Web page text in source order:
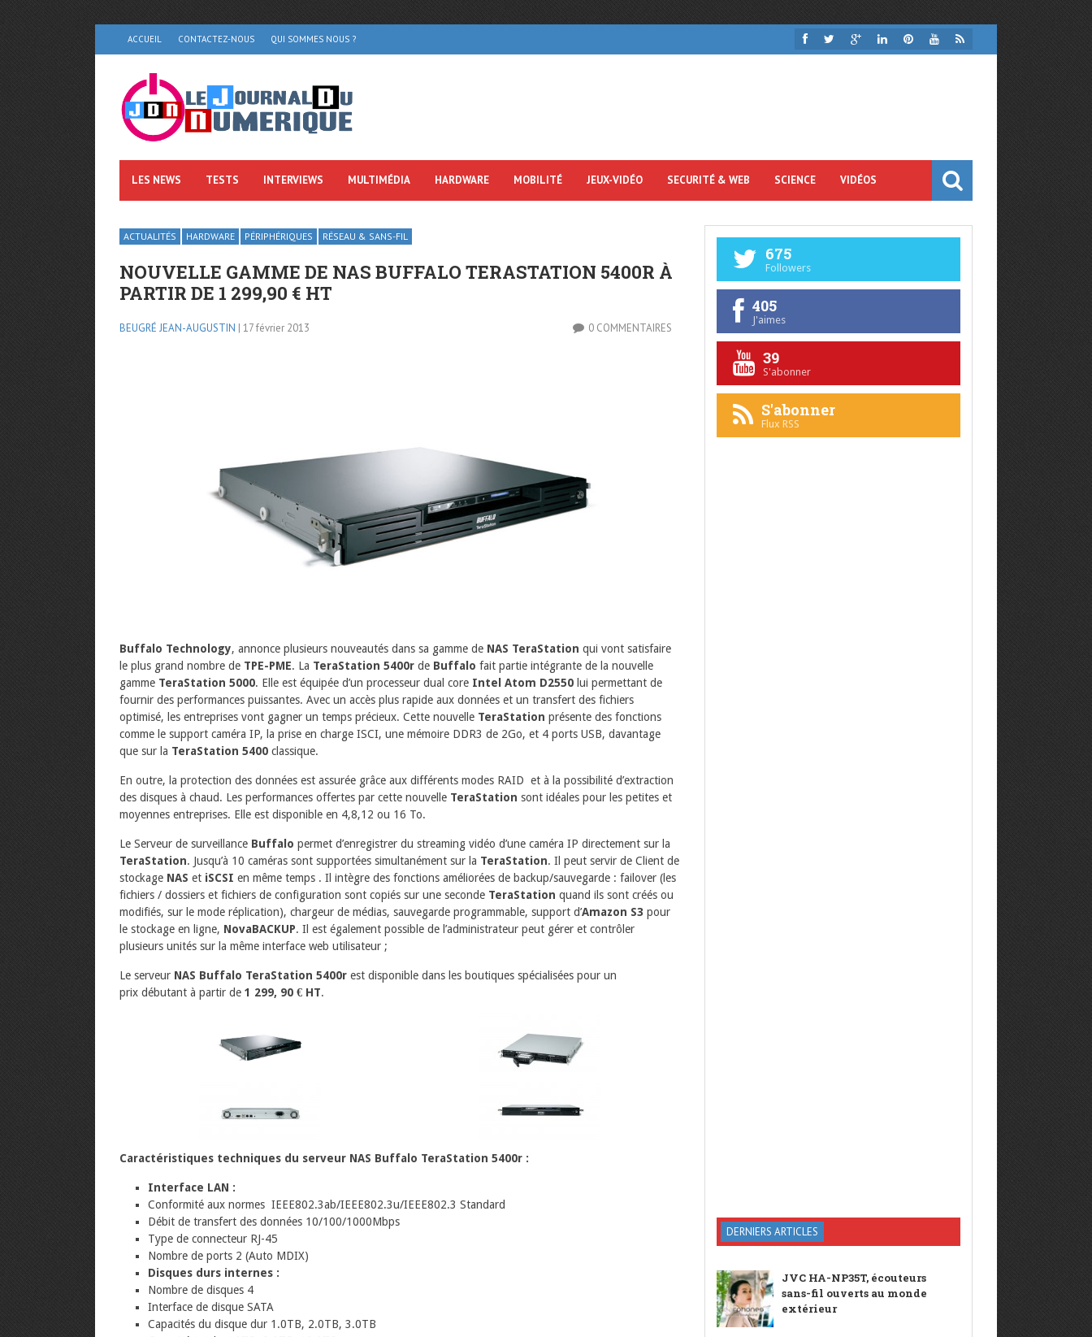
ACCUEIL CONTACTEZ-NOUS QUI SOMMES NOUS ?
LES NEWS TESTS INTERVIEWS MULTIMÉDIA HARDWARE MOBILITÉ JEUX-VIDÉO SECURITÉ & WEB SCIENCE VIDÉOS
ACTUALITÉS HARDWARE PÉRIPHÉRIQUES RÉSEAU & SANS-FIL
NOUVELLE GAMME DE NAS BUFFALO TERASTATION 5400R À
PARTIR DE 1 299,90 € HT
BEUGRÉ JEAN-AUGUSTIN | 17 février 2013 0 COMMENTAIRES
Buffalo Technology, annonce plusieurs nouveautés dans sa gamme de NAS TeraStation qui vont satisfaire
le plus grand nombre de TPE-PME. La TeraStation 5400r de Buffalo fait partie intégrante de la nouvelle
gamme TeraStation 5000. Elle est équipée d’un processeur dual core Intel Atom D2550 lui permettant de
fournir des performances puissantes. Avec un accès plus rapide aux données et un transfert des fichiers
optimisé, les entreprises vont gagner un temps précieux. Cette nouvelle TeraStation présente des fonctions
comme le support caméra IP, la prise en charge ISCI, une mémoire DDR3 de 2Go, et 4 ports USB, davantage
que sur la TeraStation 5400 classique.
En outre, la protection des données est assurée grâce aux différents modes RAID et à la possibilité d’extraction
des disques à chaud. Les performances offertes par cette nouvelle TeraStation sont idéales pour les petites et
moyennes entreprises. Elle est disponible en 4,8,12 ou 16 To.
Le Serveur de surveillance Buffalo permet d’enregistrer du streaming vidéo d’une caméra IP directement sur la
TeraStation. Jusqu’à 10 caméras sont supportées simultanément sur la TeraStation. Il peut servir de Client de
stockage NAS et iSCSI en même temps . Il intègre des fonctions améliorées de backup/sauvegarde : failover (les
fichiers / dossiers et fichiers de configuration sont copiés sur une seconde TeraStation quand ils sont créés ou
modifiés, sur le mode réplication), chargeur de médias, sauvegarde programmable, support d’Amazon S3 pour
le stockage en ligne, NovaBACKUP. Il est également possible de l’administrateur peut gérer et contrôler
plusieurs unités sur la même interface web utilisateur ;
Le serveur NAS Buffalo TeraStation 5400r est disponible dans les boutiques spécialisées pour un
prix débutant à partir de 1 299, 90 € HT.
Caractéristiques techniques du serveur NAS Buffalo TeraStation 5400r :
Interface LAN :
Conformité aux normes IEEE802.3ab/IEEE802.3u/IEEE802.3 Standard
Débit de transfert des données 10/100/1000Mbps
Type de connecteur RJ-45
Nombre de ports 2 (Auto MDIX)
Disques durs internes :
Nombre de disques 4
Interface de disque SATA
Capacités du disque dur 1.0TB, 2.0TB, 3.0TB
675
Followers
405
J'aimes
39
S'abonner
S'abonner
Flux RSS
DERNIERS ARTICLES
JVC HA-NP35T, écouteurs
sans-fil ouverts au monde
extérieur